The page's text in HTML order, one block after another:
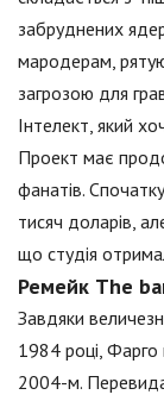
забруднених
мародерам,
загрозою для
Інтелект, який
Проект має
фанатів.
тисяч доларів,
що студія
Ремейк The
Завдяки
1984 році, Фарго
2004-м.